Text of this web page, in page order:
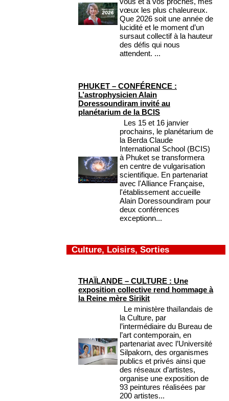
vœux les plus chaleureux.
Que 2026 soit une année de
lucidité et le moment d’un
sursaut collectif à la hauteur
des défis qui nous
attendent. ...
PHUKET – CONFÉRENCE :
L’astrophysicien Alain
Doressoundiram invité au
planétarium de la BCIS
Les 15 et 16 janvier
prochains, le planétarium de
la Berda Claude
International School (BCIS)
à Phuket se transformera
en centre de vulgarisation
scientifique. En partenariat
avec l'Alliance Française,
l'établissement accueille
Alain Doressoundiram pour
deux conférences
exceptionn...
Culture, Loisirs, Sorties
THAÏLANDE – CULTURE : Une
exposition collective rend hommage à
la Reine mère Sirikit
Le ministère thaïlandais de
la Culture, par
l’intermédiaire du Bureau de
l’art contemporain, en
partenariat avec l’Université
Silpakorn, des organismes
publics et privés ainsi que
des réseaux d’artistes,
organise une exposition de
93 peintures réalisées par
200 artistes...